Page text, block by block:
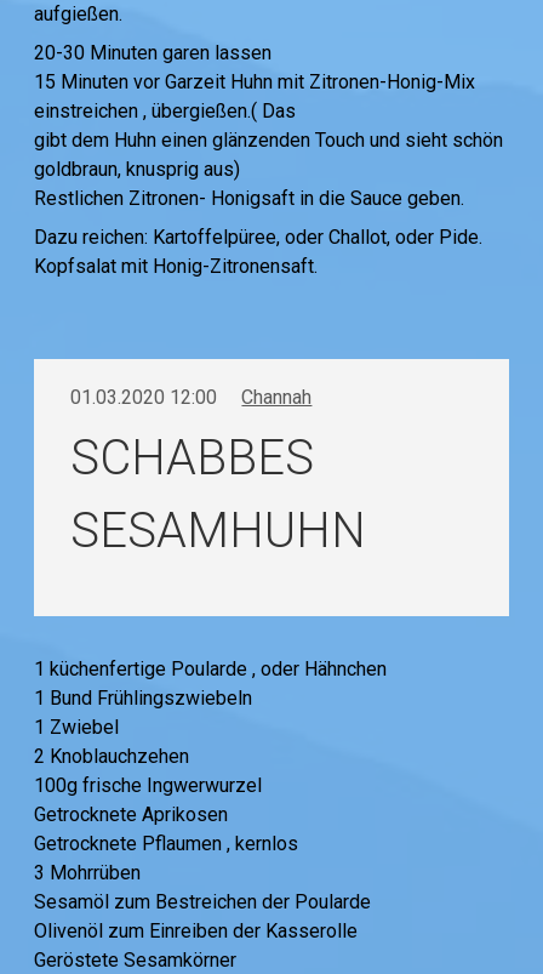
aufgießen.
20-30 Minuten garen lassen
15 Minuten vor Garzeit Huhn mit Zitronen-Honig-Mix
einstreichen , übergießen.( Das
gibt dem Huhn einen glänzenden Touch und sieht schön
goldbraun, knusprig aus)
Restlichen Zitronen- Honigsaft in die Sauce geben.
Dazu reichen: Kartoffelpüree, oder Challot, oder Pide.
Kopfsalat mit Honig-Zitronensaft.
01.03.2020 12:00 Channah
SCHABBES
SESAMHUHN
1 küchenfertige Poularde , oder Hähnchen
1 Bund Frühlingszwiebeln
1 Zwiebel
2 Knoblauchzehen
100g frische Ingwerwurzel
Getrocknete Aprikosen
Getrocknete Pflaumen , kernlos
3 Mohrrüben
Sesamöl zum Bestreichen der Poularde
Olivenöl zum Einreiben der Kasserolle
Geröstete Sesamkörner